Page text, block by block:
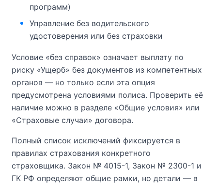
программ)
Управление без водительского
удостоверения или без страховки
Условие «без справок» означает выплату по
риску «Ущерб» без документов из компетентных
органов — но только если эта опция
предусмотрена условиями полиса. Проверить её
наличие можно в разделе «Общие условия» или
«Страховые случаи» договора.
Полный список исключений фиксируется в
правилах страхования конкретного
страховщика. Закон № 4015-1, Закон № 2300-1 и
ГК РФ определяют общие рамки, но детали — в